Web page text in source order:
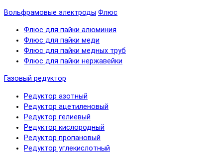
Вольфрамовые электроды Флюс
Флюс для пайки алюминия
Флюс для пайки меди
Флюс для пайки медных труб
Флюс для пайки нержавейки
Газовый редуктор
Редуктор азотный
Редуктор ацетиленовый
Редуктор гелиевый
Редуктор кислородный
Редуктор пропановый
Редуктор углекислотный